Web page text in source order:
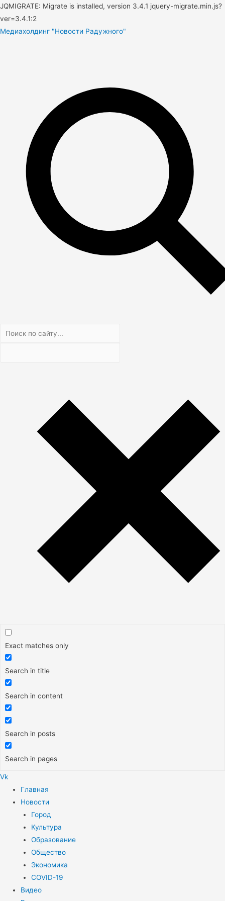
JQMIGRATE: Migrate is installed, version 3.4.1 jquery-migrate.min.js?
ver=3.4.1:2
Медиахолдинг "Новости Радужного"
Exact matches only
Search in title
Search in content
Search in posts
Search in pages
Vk
Меню
Главная
Новости
Город
Культура
Образование
Общество
Экономика
COVID-19
Видео